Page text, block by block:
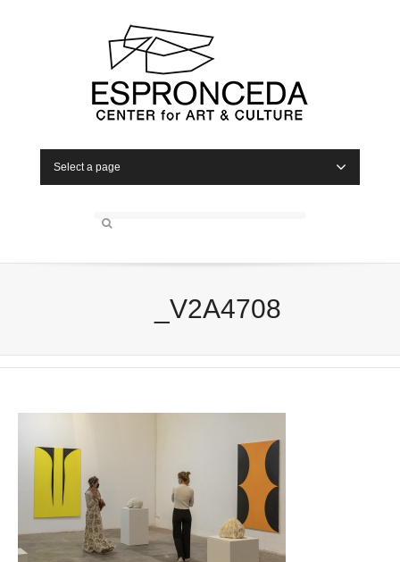
Select a page
_V2A4708